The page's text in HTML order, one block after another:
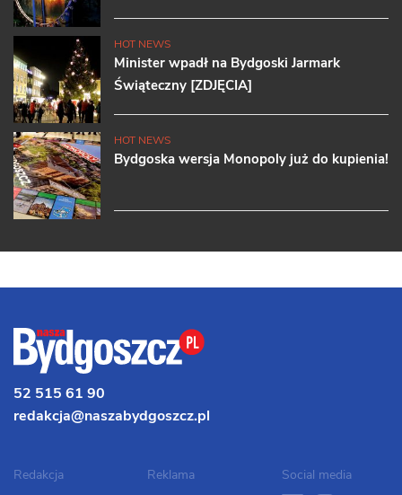
HOT NEWS
Minister wpadł na Bydgoski Jarmark
Świąteczny [ZDJĘCIA]
HOT NEWS
Bydgoska wersja Monopoly już do kupienia!
52 515 61 90
redakcja@naszabydgoszcz.pl
Redakcja Reklama Social media